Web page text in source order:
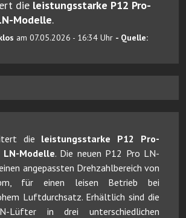
die leistungsstarke P12 Pro-
Modelle.
am 07.05.2026 - 16:34 Uhr - Quelle:
die leistungsstarke P12 Pro-
Modelle. Die neuen P12 Pro LN-
angepassten Drehzahlbereich von
für einen leisen Betrieb bei
Luftdurchsatz. Erhältlich sind die
Lüfter in drei unterschiedlichen